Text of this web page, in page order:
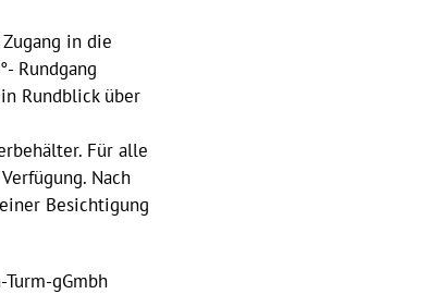
in die
Rundgang
Rundblick über
Für alle
Nach
Besichtigung
gGmbh